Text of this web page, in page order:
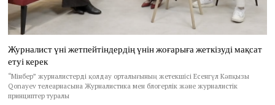
Журналист үні жетпейтіндердің үнін жоғарыға жеткізуді мақсат
етуі керек
“Мінбер” журналистерді қолдау орталығының жетекшісі Есенгүл Кәпқызы
Qonayev телеарнасына Журналистика мен блогерлік және журналистік
принциптер туралы